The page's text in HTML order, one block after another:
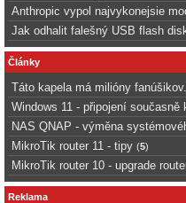
Anthropic vypol najvykonejsie
Jak odhalit falešný USB flash
Články
Táto kapela má milióny
Windows 11 - připojení
NAS QNAP - výměna
MikroTik router 11 - tipy (5)
MikroTik router 10 - upgrade
Reklama